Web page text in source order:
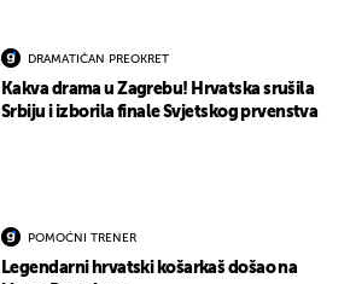
DRAMATIČAN PREOKRET
Kakva drama u Zagrebu! Hrvatska srušila
Srbiju i izborila finale Svjetskog prvenstva
POMOĆNI TRENER
Legendarni hrvatski košarkaš došao na